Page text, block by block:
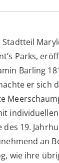
Parks,
Barling
er sich
individuellen
19.
an
wie ihre